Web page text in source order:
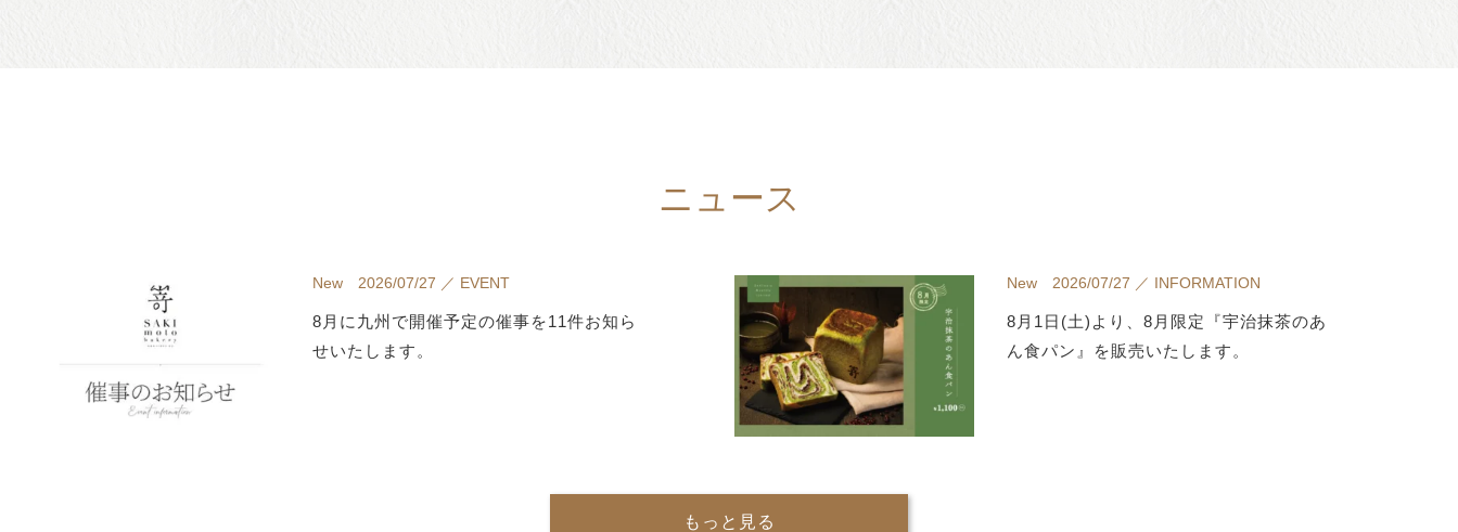
ニュース
New 2026/07/27 ／ EVENT
8月に九州で開催予定の催事を11件お知ら
せいたします。
New 2026/07/27 ／ INFORMATION
8月1日(土)より、8月限定『宇治抹茶のあ
ん食パン』を販売いたします。
もっと見る